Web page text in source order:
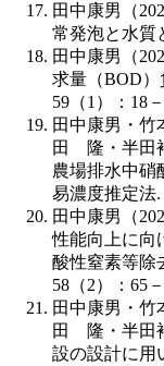
田中康男（
常発泡と水質
田中康男（
求量（BOD
59（1）：18
田中康男・竹
田 隆・半田
農場排水中硝
易濃度推定法.
田中康男（
性能向上に
酸性窒素等除
58（2）：65
田中康男・竹
田 隆・半田
設の設計に用